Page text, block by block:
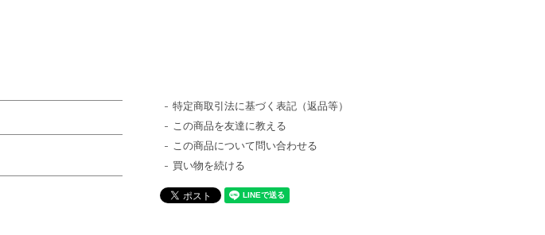
特定商取引法に基づく表記（返品等）
この商品を友達に教える
この商品について問い合わせる
買い物を続ける